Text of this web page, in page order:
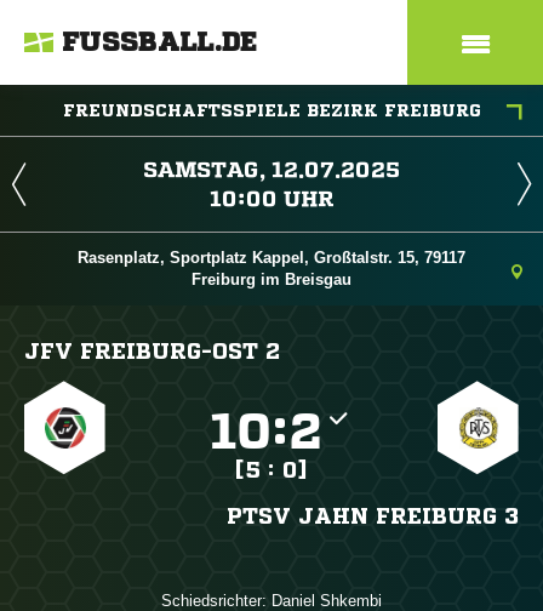
FUSSBALL.DE
FREUNDSCHAFTSSPIELE BEZIRK FREIBURG
 
 
Rasenplatz, Sportplatz Kappel, Großtalstr. 15, 79117
Freiburg im Breisgau
JFV FREIBURG-OST 2
:
[5 : 0]
PTSV JAHN FREIBURG 3
Schiedsrichter:  